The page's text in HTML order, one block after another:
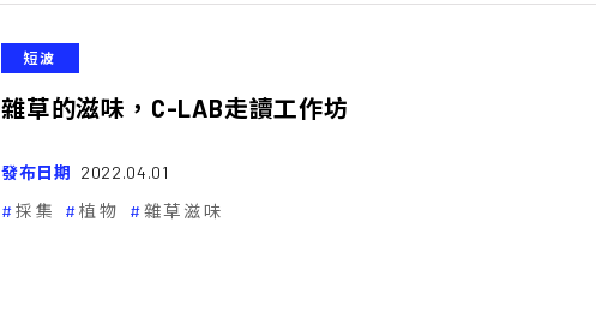
短波
雜草的滋味，C-LAB走讀工作坊
發布日期 2022.04.01
採集
植物 雜草滋味